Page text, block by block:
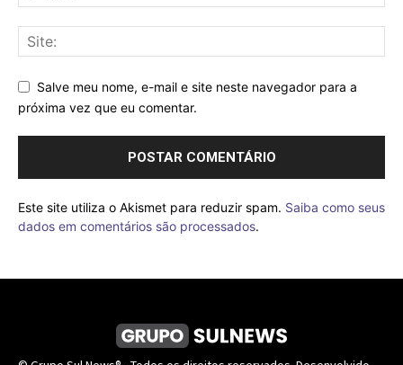
Salve meu nome, e-mail e site neste navegador para a
próxima vez que eu comentar.
Este site utiliza o Akismet para reduzir spam. Saiba como seus
dados em comentários são processados.